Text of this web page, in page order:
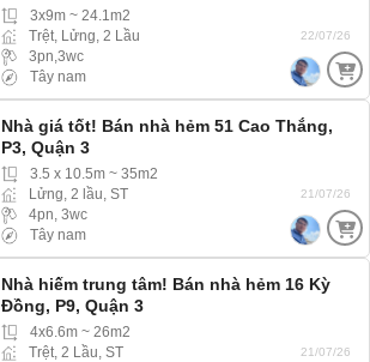
3x9m ~ 24.1m2
Trệt, Lửng, 2 Lầu
3pn,3wc
Tây nam
22/07/26
Nhà giá tốt! Bán nhà hẻm 51 Cao Thắng,
P3, Quận 3
3.5 x 10.5m ~ 35m2
Lửng, 2 lầu, ST
4pn, 3wc
Tây nam
21/07/26
Nhà hiếm trung tâm! Bán nhà hẻm 16 Kỳ
Đồng, P9, Quận 3
4x6.6m ~ 26m2
Trệt, 2 Lầu, ST
21/07/26